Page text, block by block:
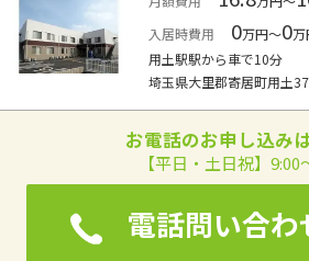
入居時費用
0万円～0万
用土駅駅から車で10分
埼玉県大里郡寄居町用土
お電話のお申し込み
【平日・土日祝】9:00
電話問い合わ